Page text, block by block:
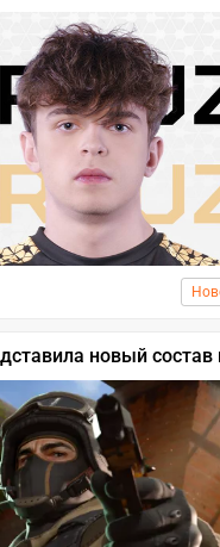
новый